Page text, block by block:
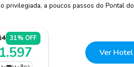
privilegiada, a poucos passos do Pontal do
31% OFF
Ver Hotel